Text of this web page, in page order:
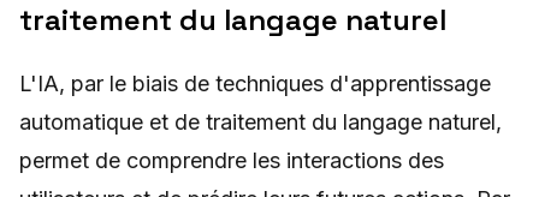
traitement du langage naturel
L'IA, par le biais de techniques d'apprentissage
automatique et de traitement du langage naturel,
permet de comprendre les interactions des